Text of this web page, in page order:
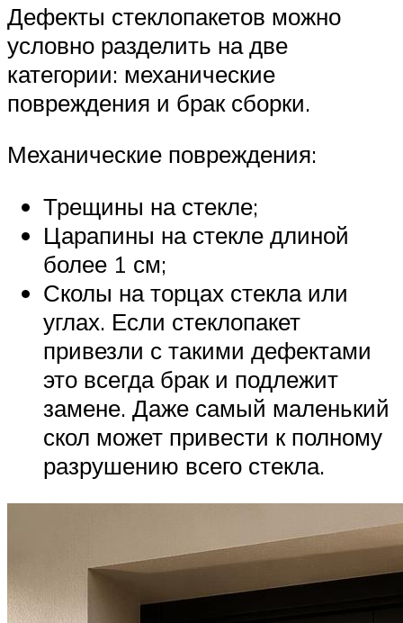
Дефекты стеклопакетов можно
условно разделить на две
категории: механические
повреждения и брак сборки.
Механические повреждения:
Трещины на стекле;
Царапины на стекле длиной
более 1 см;
Сколы на торцах стекла или
углах. Если стеклопакет
привезли с такими дефектами
это всегда брак и подлежит
замене. Даже самый маленький
скол может привести к полному
разрушению всего стекла.